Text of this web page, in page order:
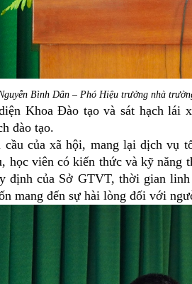
Bình Dân –Phó Hiệu trưởng nhà
Khoa Đào tạo và sát hạch lái
đào tạo.
của xã hội, mang lại dịch vụ
học viên có kiến thức và kỹ năng
định của Sở GTVT, thời gian
mang đến sự hài lòng đối với